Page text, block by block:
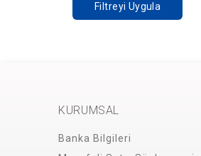
Filtreyi Uygula
KURUMSAL
Banka Bilgileri